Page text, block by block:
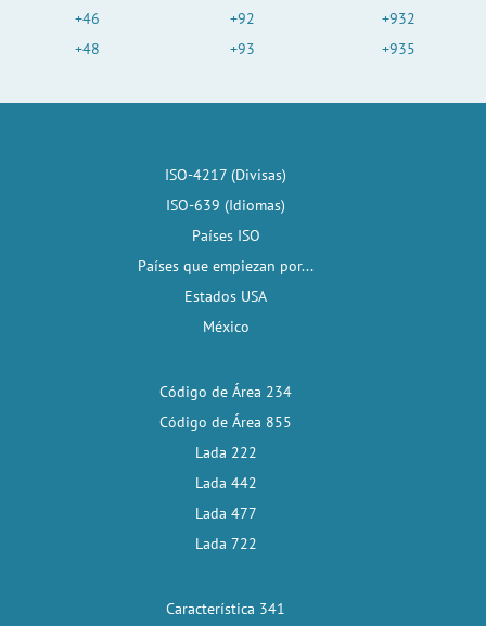
+46
+48
+92
+93
+932
+935
ISO-4217 (Divisas)
ISO-639 (Idiomas)
Países ISO
Países que empiezan por...
Estados USA
México
Código de Área 234
Código de Área 855
Lada 222
Lada 442
Lada 477
Lada 722
Característica 341